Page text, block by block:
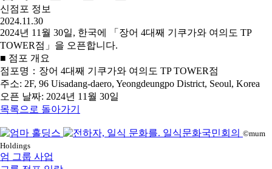
신점포 정보
2024.11.30
2024년 11월 30일, 한국에 「장어 4대째 기쿠가와 여의도 TP
TOWER점」을 오픈합니다.
■ 점포 개요
점포명：장어 4대째 기쿠가와 여의도 TP TOWER점
주소: 2F, 96 Uisadang-daero, Yeongdeungpo District, Seoul, Korea
오픈 날짜: 2024년 11월 30일
목록으로 돌아가기
©mum
Holdings
엄 그룹 사업